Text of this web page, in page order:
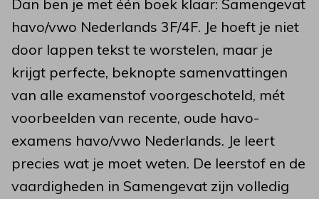
Dan ben je met één boek klaar: Samengevat
havo/vwo Nederlands 3F/4F. Je hoeft je niet
door lappen tekst te worstelen, maar je
krijgt perfecte, beknopte samenvattingen
van alle examenstof voorgeschoteld, mét
voorbeelden van recente, oude havo-
examens havo/vwo Nederlands. Je leert
precies wat je moet weten. De leerstof en de
vaardigheden in Samengevat zijn volledig